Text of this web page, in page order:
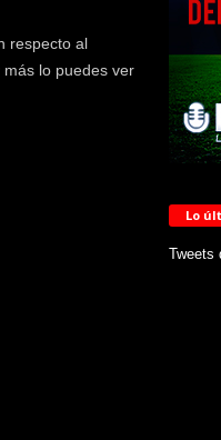
respecto al
lo puedes ver
Lo
Tweets